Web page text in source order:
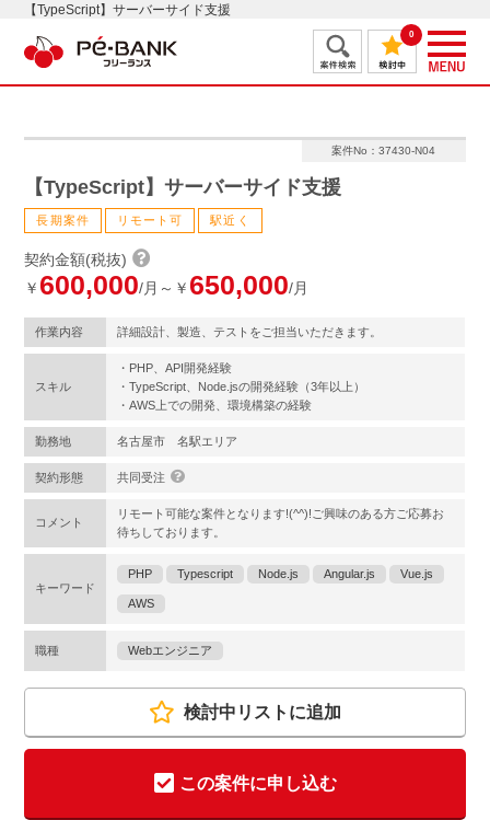
【TypeScript】サーバーサイド支援
0
案件No：37430-N04
【TypeScript】サーバーサイド支援
長期案件 リモート可 駅近く
契約金額(税抜)
￥ 600,000/月～￥ 650,000/月
作業内容 詳細設計、製造、テストをご担当いただきます。
スキル
・PHP、API開発経験
・TypeScript、Node.jsの開発経験（3年以上）
・AWS上での開発、環境構築の経験
勤務地 名古屋市 名駅エリア
契約形態 共同受注
コメント
リモート可能な案件となります!(^^)!ご興味のある方ご応募お
待ちしております。
キーワード
PHP Typescript Node.js Angular.js Vue.js
AWS
職種 Webエンジニア
検討中リストに追加
この案件に申し込む